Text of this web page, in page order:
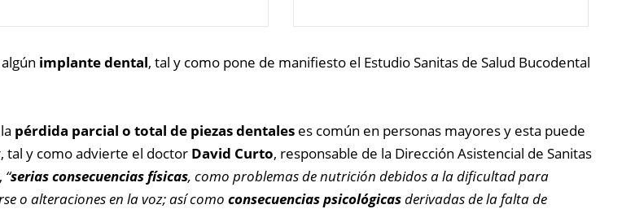
implante dental, tal y como pone de manifiesto el Estudio Sanitas de Salud Bucodental
pérdida parcial o total de piezas dentales es común en personas mayores y esta puede
tal y como advierte el doctor David Curto, responsable de la Dirección Asistencial de Sanitas
“serias consecuencias físicas, como problemas de nutrición debidos a la dificultad para
o alteraciones en la voz; así como consecuencias psicológicasderivadas de la falta de